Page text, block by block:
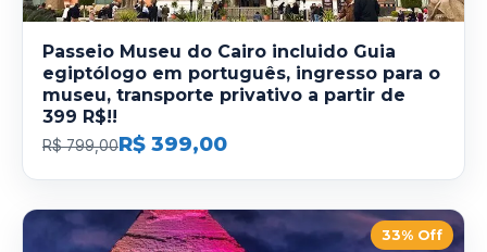
Passeio Museu do Cairo incluido Guia
egiptólogo em português, ingresso para o
museu, transporte privativo a partir de
399 R$!!
R$ 799,00R$ 399,00
33% Off